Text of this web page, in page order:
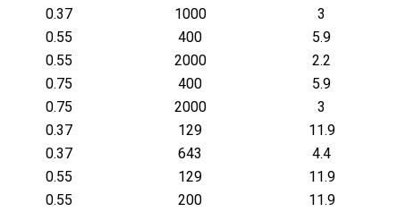
0.37 1000 3
0.55 400 5.9
0.55 2000 2.2
0.75 400 5.9
0.75 2000 3
0.37 129 11.9
0.37 643 4.4
0.55 129 11.9
0.55 200 11.9